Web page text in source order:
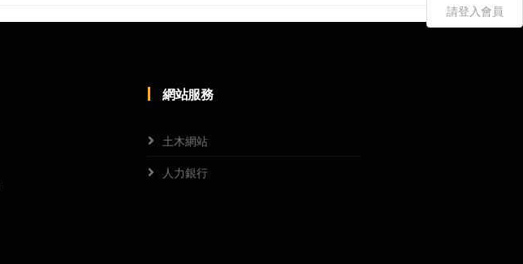
網站服務
土木網站
人力銀行
請登入會員